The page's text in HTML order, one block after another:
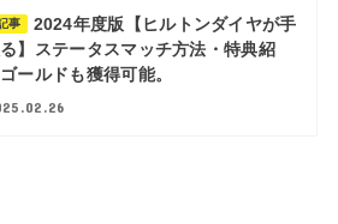
事
2024年度版【ヒルトンダイヤが手
】ステータスマッチ方法・特典紹
ールドも獲得可能。